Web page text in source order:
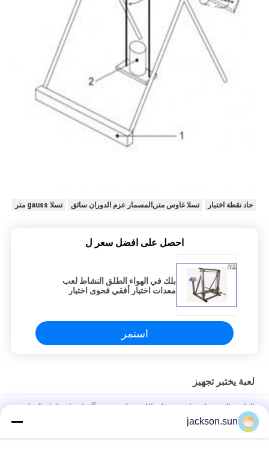
حاد نقطة اختبار تسلا غاوس متر,المسمار عزم الدوران سائق تسلا gauss متر
احصل على افضل سعر ل
بلك في الهواء الطلق النشاط لعب
معدات اختبار أفقي فحوى اختبار
استمر
لعبة يختبر تجهيز
الهاتف المحمول شاشة تعمل باللمس انقر فوق آلة اختبار مارك الصليب
الحياة 1.3NM 0-180 مرة / دقيقة
إسو 8124-4 6.3 لعب حواجز ودرابزين قوة ديناميكية يختبر آلة
jackson.sun